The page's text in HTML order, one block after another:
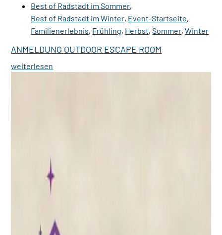
Best of Radstadt im Sommer,
Best of Radstadt im Winter, Event-Startseite,
Familienerlebnis, Frühling, Herbst,Sommer,Winter
ANMELDUNG OUTDOOR ESCAPE ROOM
weiterlesen